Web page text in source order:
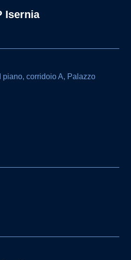
Isernia
piano, corridoio A, Palazzo